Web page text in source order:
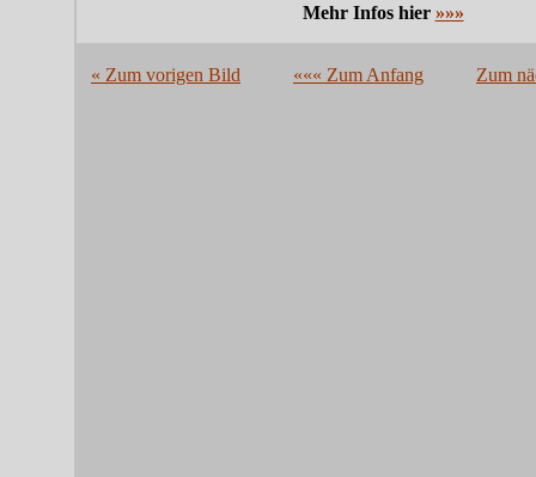
Mehr Infos hier »»»
« Zum vorigen Bild ««« Zum Anfang Zum